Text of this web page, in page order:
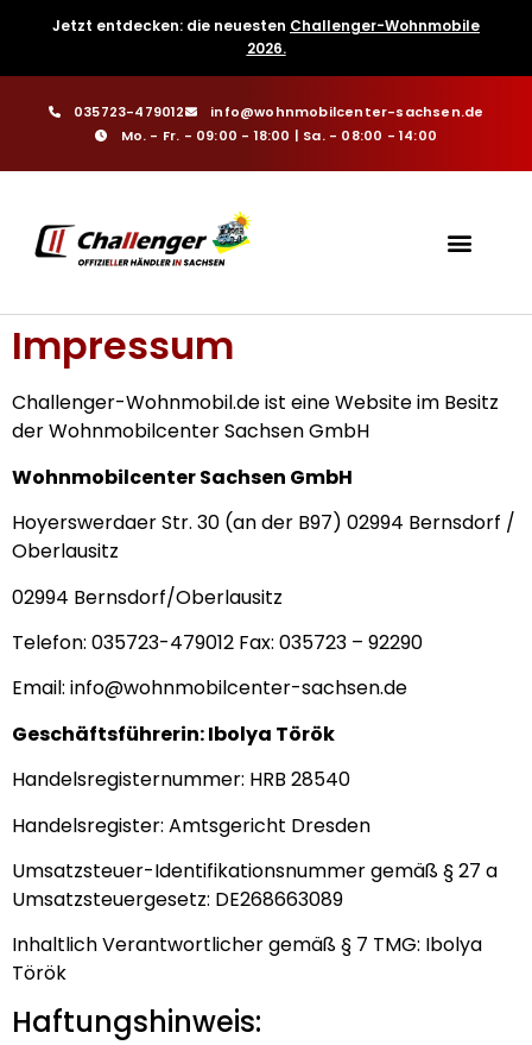
Jetzt entdecken: die neuesten Challenger-Wohnmobile
2026.
035723-479012
info@wohnmobilcenter-sachsen.de
Mo. - Fr. - 09:00 - 18:00 | Sa. - 08:00 - 14:00
Impressum
Challenger-Wohnmobil.de ist eine Website im Besitz
der Wohnmobilcenter Sachsen GmbH
Wohnmobilcenter Sachsen GmbH
Hoyerswerdaer Str. 30 (an der B97) 02994 Bernsdorf /
Oberlausitz
02994 Bernsdorf/Oberlausitz
Telefon: 035723-479012 Fax: 035723 – 92290
Email: info@wohnmobilcenter-sachsen.de
Geschäftsführerin: Ibolya Török
Handelsregisternummer: HRB 28540
Handelsregister: Amtsgericht Dresden
Umsatzsteuer-Identifikationsnummer gemäß § 27 a
Umsatzsteuergesetz: DE268663089
Inhaltlich Verantwortlicher gemäß § 7 TMG: Ibolya
Török
Haftungshinweis: